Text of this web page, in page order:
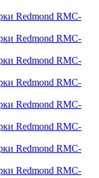
Redmond RMC-
Redmond RMC-
Redmond RMC-
Redmond RMC-
Redmond RMC-
Redmond RMC-
Redmond RMC-
Redmond RMC-